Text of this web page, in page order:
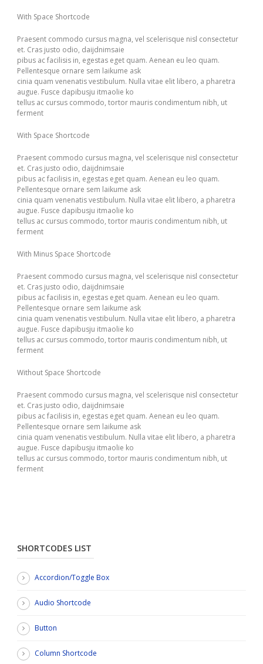
With Space Shortcode
Praesent commodo cursus magna, vel scelerisque nisl consectetur
et. Cras justo odio, daijdnimsaie
pibus ac facilisis in, egestas eget quam. Aenean eu leo quam.
Pellentesque ornare sem laikume ask
cinia quam venenatis vestibulum. Nulla vitae elit libero, a pharetra
augue. Fusce dapibusju itmaolie ko
tellus ac cursus commodo, tortor mauris condimentum nibh, ut
ferment
With Space Shortcode
Praesent commodo cursus magna, vel scelerisque nisl consectetur
et. Cras justo odio, daijdnimsaie
pibus ac facilisis in, egestas eget quam. Aenean eu leo quam.
Pellentesque ornare sem laikume ask
cinia quam venenatis vestibulum. Nulla vitae elit libero, a pharetra
augue. Fusce dapibusju itmaolie ko
tellus ac cursus commodo, tortor mauris condimentum nibh, ut
ferment
With Minus Space Shortcode
Praesent commodo cursus magna, vel scelerisque nisl consectetur
et. Cras justo odio, daijdnimsaie
pibus ac facilisis in, egestas eget quam. Aenean eu leo quam.
Pellentesque ornare sem laikume ask
cinia quam venenatis vestibulum. Nulla vitae elit libero, a pharetra
augue. Fusce dapibusju itmaolie ko
tellus ac cursus commodo, tortor mauris condimentum nibh, ut
ferment
Without Space Shortcode
Praesent commodo cursus magna, vel scelerisque nisl consectetur
et. Cras justo odio, daijdnimsaie
pibus ac facilisis in, egestas eget quam. Aenean eu leo quam.
Pellentesque ornare sem laikume ask
cinia quam venenatis vestibulum. Nulla vitae elit libero, a pharetra
augue. Fusce dapibusju itmaolie ko
tellus ac cursus commodo, tortor mauris condimentum nibh, ut
ferment
SHORTCODES LIST
Accordion/Toggle Box
Audio Shortcode
Button
Column Shortcode